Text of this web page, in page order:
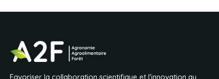
Favoriser la collaboration scientifique et l'innovation au